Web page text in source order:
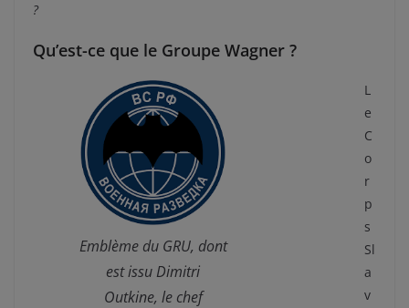
?
Qu’est-ce que le Groupe Wagner ?
Emblème du GRU, dont
est issu Dimitri
Outkine, le chef
L
e
C
o
r
p
s
Sl
a
v